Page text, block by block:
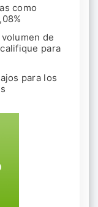
como
de
para
para los